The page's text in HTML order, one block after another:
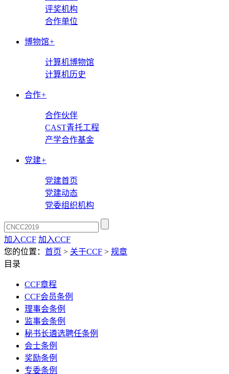
评奖机构
合作单位
博物馆+
计算机博物馆
计算机历史
合作+
合作伙伴
CAST青托工程
产学合作基金
党建+
党建首页
党建动态
党委组织机构
加入CCF 加入CCF
您的位置： 首页 > 关于CCF > 规章
目录
CCF章程
CCF会员条例
理事会条例
监事会条例
秘书长遴选聘任条例
会士条例
奖励条例
专委条例